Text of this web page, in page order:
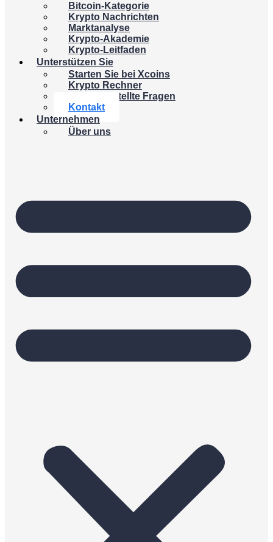
Bitcoin-Kategorie
Krypto Nachrichten
Marktanalyse
Krypto-Akademie
Krypto-Leitfaden
Unterstützen Sie
Starten Sie bei Xcoins
Krypto Rechner
Häufig gestellte Fragen
Kontakt
Unternehmen
Über uns